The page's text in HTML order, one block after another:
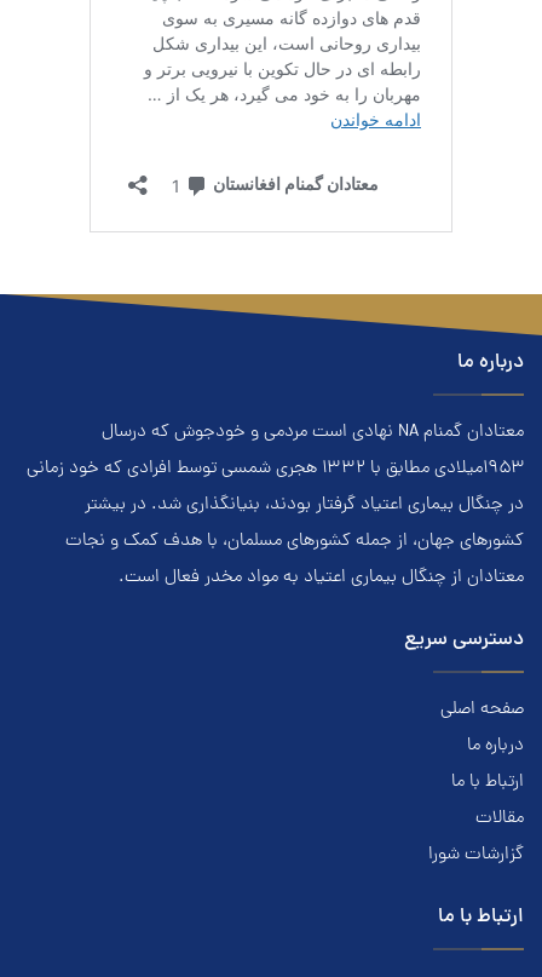
درباره ما
معتادان گمنام NA نهادي است مردمي و خودجوش که درسال
۱۹۵۳ميلادي مطابق با ۱۳۳۲ هجري‌ شمسي توسط افرادي که خود زماني
در چنگال بیماری اعتياد گرفتار بودند، بنيانگذاري شد. در بيشتر
کشور‌هاي جهان، از جمله کشور‌هاي مسلمان، با هدف کمک و نجات
معتادان از چنگال بیماری اعتياد به مواد مخدر فعال است.
دسترسی سریع
صفحه اصلی
درباره ما
ارتباط با ما
مقالات
گزارشات شورا
ارتباط با ما